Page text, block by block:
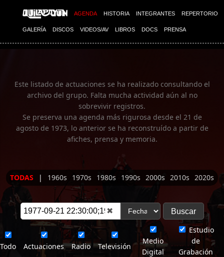
AGENDA HISTORIA INTEGRANTES REPERTORIO
GALERÍA DISCOS VIDEOS/AV LIBROS DOCS PRENSA
Imagen 01
Este listado de actuaciones se ha realizado consultando el
archivo del grupo. Falta mucha actividad aún al no
sobrevivir registros.
Se preserva una agenda más rigurosa desde el 21 de
agosto de 1973, lo anterior se ha reconstruído a partir de
afiches, prensa y memoria.
TODAS | 1960s 1970s 1980s 1990s 2000s 2010s 2020s
✖
Todo Actuaciones Radio Televisión
Medio
Digital
Estudio
de
Grabación